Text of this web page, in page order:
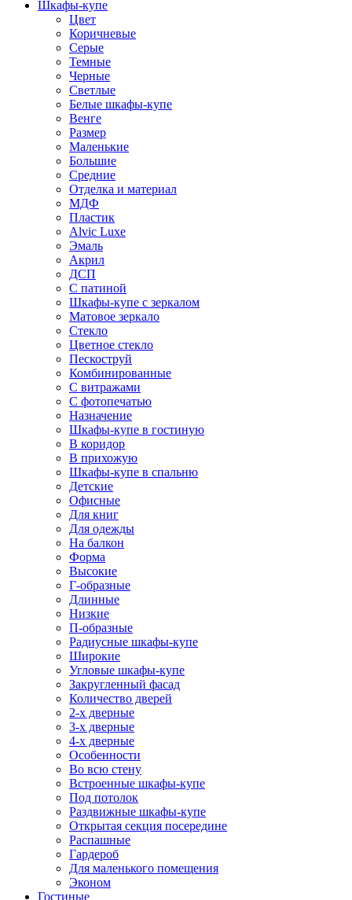
Шкафы-купе
Цвет
Коричневые
Серые
Темные
Черные
Светлые
Белые шкафы-купе
Венге
Размер
Маленькие
Большие
Средние
Отделка и материал
МДФ
Пластик
Alvic Luxe
Эмаль
Акрил
ДСП
С патиной
Шкафы-купе с зеркалом
Матовое зеркало
Стекло
Цветное стекло
Пескоструй
Комбинированные
С витражами
С фотопечатью
Назначение
Шкафы-купе в гостиную
В коридор
В прихожую
Шкафы-купе в спальню
Детские
Офисные
Для книг
Для одежды
На балкон
Форма
Высокие
Г-образные
Длинные
Низкие
П-образные
Радиусные шкафы-купе
Широкие
Угловые шкафы-купе
Закругленный фасад
Количество дверей
2-х дверные
3-х дверные
4-х дверные
Особенности
Во всю стену
Встроенные шкафы-купе
Под потолок
Раздвижные шкафы-купе
Открытая секция посередине
Распашные
Гардероб
Для маленького помещения
Эконом
Гостиные